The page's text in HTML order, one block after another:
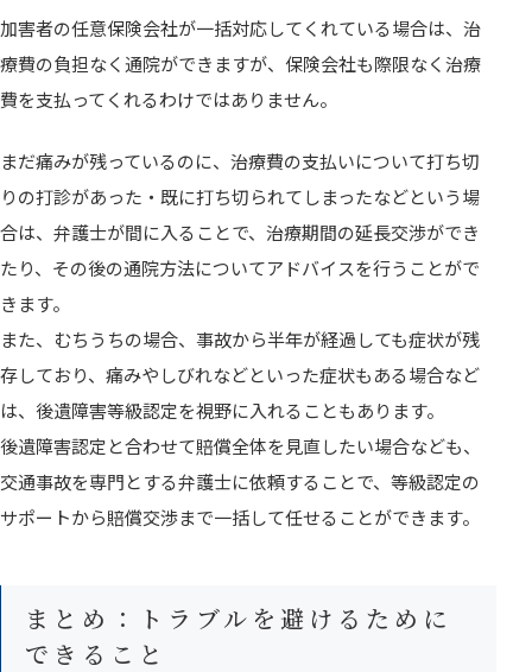
加害者の任意保険会社が一括対応してくれている場合は、治
療費の負担なく通院ができますが、保険会社も際限なく治療
費を支払ってくれるわけではありません。
まだ痛みが残っているのに、治療費の支払いについて打ち切
りの打診があった・既に打ち切られてしまったなどという場
合は、弁護士が間に入ることで、治療期間の延長交渉ができ
たり、その後の通院方法についてアドバイスを行うことがで
きます。
また、むちうちの場合、事故から半年が経過しても症状が残
存しており、痛みやしびれなどといった症状もある場合など
は、後遺障害等級認定を視野に入れることもあります。
後遺障害認定と合わせて賠償全体を見直したい場合なども、
交通事故を専門とする弁護士に依頼することで、等級認定の
サポートから賠償交渉まで一括して任せることができます。
まとめ：トラブルを避けるために
できること